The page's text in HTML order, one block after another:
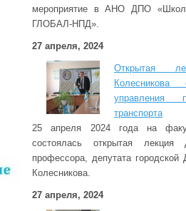
мероприятие в АНО ДПО
ГЛОБАЛ-НПД».
27 апреля, 2024
Открытая
управления
транспорта
25 апреля 2024 года на
состоялась открытая лекция
профессора, депутата
Колесникова.
27 апреля, 2024